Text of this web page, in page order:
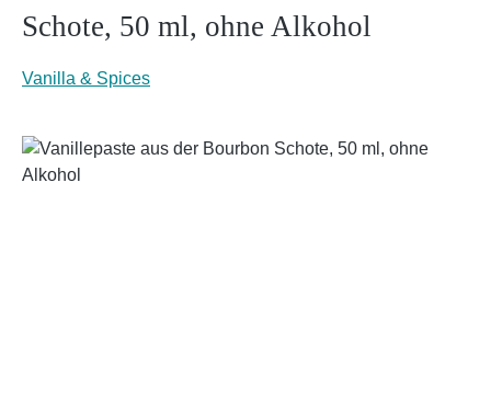
Schote, 50 ml, ohne Alkohol
Vanilla & Spices
Bildergalerie überspringen